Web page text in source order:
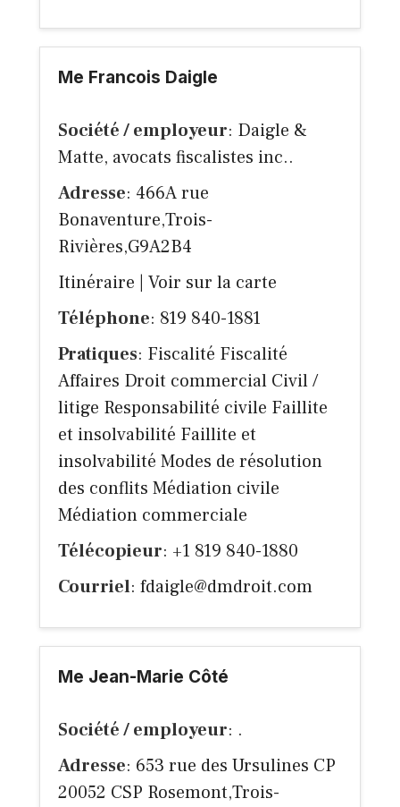
Me Francois Daigle
Société / employeur: Daigle &
Matte, avocats fiscalistes inc..
Adresse: 466A rue
Bonaventure,Trois-
Rivières,G9A2B4
Itinéraire
Voir sur la carte
Téléphone: 819 840-1881
Pratiques: Fiscalité Fiscalité
Affaires Droit commercial Civil /
litige Responsabilité civile Faillite
et insolvabilité Faillite et
insolvabilité Modes de résolution
des conflits Médiation civile
Médiation commerciale
Télécopieur: +1 819 840-1880
Courriel: fdaigle@dmdroit.com
Me Jean-Marie Côté
Société / employeur: .
Adresse: 653 rue des Ursulines CP
20052 CSP Rosemont,Trois-